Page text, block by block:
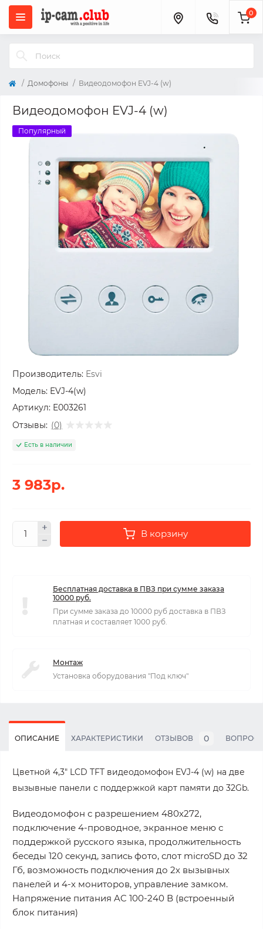
0
Домофоны Видеодомофон EVJ-4 (w)
Видеодомофон EVJ-4 (w)
Популярный
Производитель: Esvi
Модель: EVJ-4(w)
Артикул: E003261
Отзывы: (0)
Есть в наличии
3 983р.
В корзину
Бесплатная доставка в ПВЗ при сумме заказа
10000 руб.
При сумме заказа до 10000 руб доставка в ПВЗ
платная и составляет 1000 руб.
Монтаж
Установка оборудования "Под ключ"
ОПИСАНИЕ ХАРАКТЕРИСТИКИ ОТЗЫВОВ 0
Цветной 4,3" LCD TFT видеодомофон EVJ-4 (w) на две
вызывные панели с поддержкой карт памяти до 32Gb.
Видеодомофон с разрешением 480х272,
подключение 4-проводное, экранное меню с
поддержкой русского языка, продолжительность
беседы 120 секунд, запись фото, слот microSD до 32
Гб, возможность подключения до 2х вызывных
панелей и 4-х мониторов, управление замком.
Напряжение питания AC 100-240 В (встроенный
блок питания)